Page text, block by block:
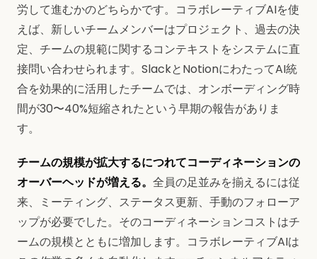
労して進むかのどちらかです。コラボレーティブAIを使
えば、新しいチームメンバーはプロジェクト、過去の決
定、チームの規範に関するコンテキストをシステムに直
接問い合わせられます。SlackとNotionにわたってAI統
合を効果的に活用したチームでは、オンボーディング時
間が30〜40%短縮されたという早期の報告がありま
す。
チームの規模が拡大するにつれてコーディネーションの
オーバーヘッドが増える。 全員の足並みを揃えるには従
来、ミーティング、ステータス更新、手動のフォローア
ップが必要でした。そのコーディネーションコストはチ
ームの規模とともに増加します。コラボレーティブAIは